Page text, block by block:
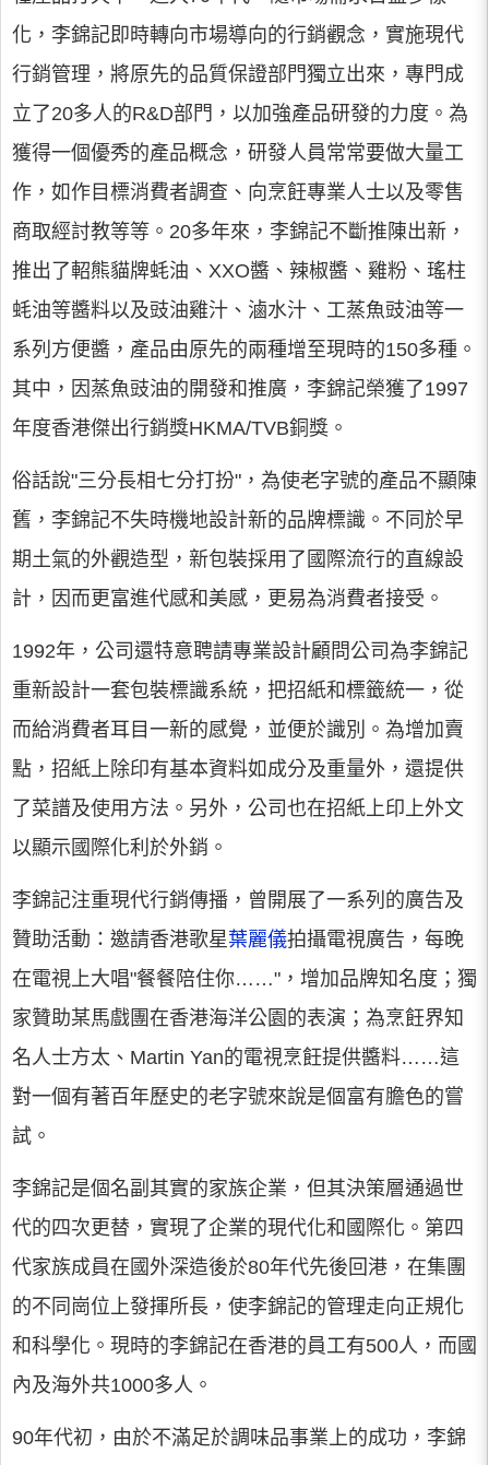
化，李錦記即時轉向市場導向的行銷觀念，實施現代
行銷管理，將原先的品質保證部門獨立出來，專門成
立了20多人的R&D部門，以加強產品研發的力度。為
獲得一個優秀的產品概念，研發人員常常要做大量工
作，如作目標消費者調查、向烹飪專業人士以及零售
商取經討教等等。20多年來，李錦記不斷推陳出新，
推出了軺熊貓牌蚝油、XXO醬、辣椒醬、雞粉、瑤柱
蚝油等醬料以及豉油雞汁、滷水汁、工蒸魚豉油等一
系列方便醬，產品由原先的兩種增至現時的150多種。
其中，因蒸魚豉油的開發和推廣，李錦記榮獲了1997
年度香港傑出行銷獎HKMA/TVB銅獎。
俗話說"三分長相七分打扮"，為使老字號的產品不顯陳
舊，李錦記不失時機地設計新的品牌標識。不同於早
期土氣的外觀造型，新包裝採用了國際流行的直線設
計，因而更富進代感和美感，更易為消費者接受。
1992年，公司還特意聘請專業設計顧問公司為李錦記
重新設計一套包裝標識系統，把招紙和標籤統一，從
而給消費者耳目一新的感覺，並便於識別。為增加賣
點，招紙上除印有基本資料如成分及重量外，還提供
了菜譜及使用方法。另外，公司也在招紙上印上外文
以顯示國際化利於外銷。
李錦記注重現代行銷傳播，曾開展了一系列的廣告及
贊助活動：邀請香港歌星葉麗儀拍攝電視廣告，每晚
在電視上大唱"餐餐陪住你……"，增加品牌知名度；獨
家贊助某馬戲團在香港海洋公園的表演；為烹飪界知
名人士方太、Martin Yan的電視烹飪提供醬料……這
對一個有著百年歷史的老字號來說是個富有膽色的嘗
試。
李錦記是個名副其實的家族企業，但其決策層通過世
代的四次更替，實現了企業的現代化和國際化。第四
代家族成員在國外深造後於80年代先後回港，在集團
的不同崗位上發揮所長，使李錦記的管理走向正規化
和科學化。現時的李錦記在香港的員工有500人，而國
內及海外共1000多人。
90年代初，由於不滿足於調味品事業上的成功，李錦